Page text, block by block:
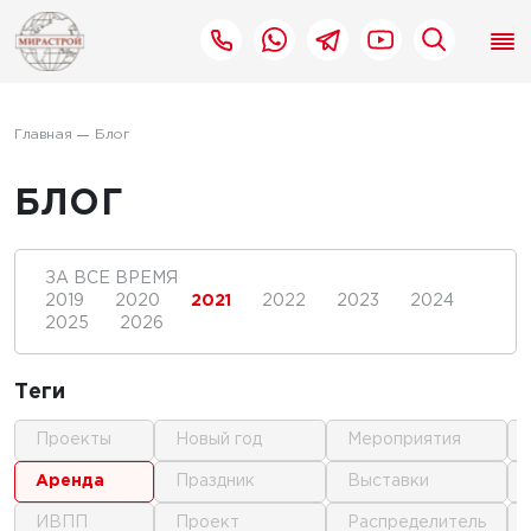
Главная Блог
БЛОГ
ЗА ВСЕ ВРЕМЯ
2019
2020 2021 2022 2023
2024
2025
2026
Теги
проекты
аренда
ИВПП
новый год
праздник
проект
мероприятия
выставки
распределитель